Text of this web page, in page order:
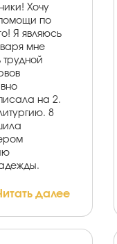
Хочу
по
Я являюсь
мне
трудной
на 2.
8
далее